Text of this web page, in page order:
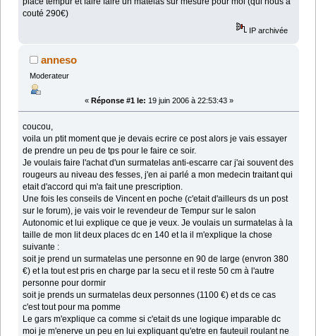
couté 290€)
IP archivée
anneso
Moderateur
« Réponse #1 le: 19 juin 2006 à 22:53:43 »
coucou,
voila un ptit moment que je devais ecrire ce post alors je vais essayer
de prendre un peu de tps pour le faire ce soir.
Je voulais faire l'achat d'un surmatelas anti-escarre car j'ai souvent des
rougeurs au niveau des fesses, j'en ai parlé a mon medecin traitant qui
etait d'accord qui m'a fait une prescription.
Une fois les conseils de Vincent en poche (c'etait d'ailleurs ds un post
sur le forum), je vais voir le revendeur de Tempur sur le salon
Autonomic et lui explique ce que je veux. Je voulais un surmatelas à la
taille de mon lit deux places dc en 140 et la il m'explique la chose
suivante :
soit je prend un surmatelas une personne en 90 de large (envron 380
€) et la tout est pris en charge par la secu et il reste 50 cm à l'autre
personne pour dormir
soit je prends un surmatelas deux personnes (1100 €) et ds ce cas
c'est tout pour ma pomme
Le gars m'explique ca comme si c'etait ds une logique imparable dc
moi je m'enerve un peu en lui expliquant qu'etre en fauteuil roulant ne